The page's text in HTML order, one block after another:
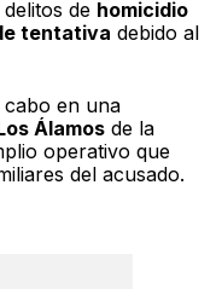
de homicidio
tentativa debido al
cabo en una
Álamos de la
operativo que
del acusado.